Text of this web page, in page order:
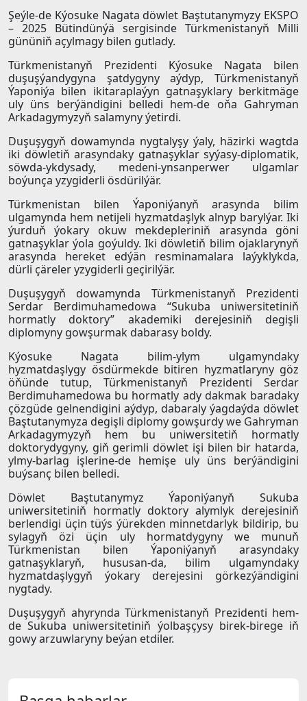
Şeýle-de Kýosuke Nagata döwlet Baştutanymyzy EKSPO
– 2025 Bütindünýä sergisinde Türkmenistanyň Milli
gününiň açylmagy bilen gutlady.
Türkmenistanyň Prezidenti Kýosuke Nagata bilen
duşuşýandygyna şatdygyny aýdyp, Türkmenistanyň
Ýaponiýa bilen ikitaraplaýyn gatnaşyklary berkitmäge
uly üns berýändigini belledi hem-de oňa Gahryman
Arkadagymyzyň salamyny ýetirdi.
Duşuşygyň dowamynda nygtalyşy ýaly, häzirki wagtda
iki döwletiň arasyndaky gatnaşyklar syýasy-diplomatik,
söwda-ykdysady, medeni-ynsanperwer ulgamlar
boýunça yzygiderli ösdürilýär.
Türkmenistan bilen Ýaponiýanyň arasynda bilim
ulgamynda hem netijeli hyzmatdaşlyk alnyp barylýar. Iki
ýurduň ýokary okuw mekdepleriniň arasynda göni
gatnaşyklar ýola goýuldy. Iki döwletiň bilim ojaklarynyň
arasynda hereket edýän resminamalara laýyklykda,
dürli çäreler yzygiderli geçirilýär.
Duşuşygyň dowamynda Türkmenistanyň Prezidenti
Serdar Berdimuhamedowa “Sukuba uniwersitetiniň
hormatly doktory” akademiki derejesiniň degişli
diplomyny gowşurmak dabarasy boldy.
Kýosuke Nagata bilim-ylym ulgamyndaky
hyzmatdaşlygy ösdürmekde bitiren hyzmatlaryny göz
öňünde tutup, Türkmenistanyň Prezidenti Serdar
Berdimuhamedowa bu hormatly ady dakmak baradaky
çözgüde gelnendigini aýdyp, dabaraly ýagdaýda döwlet
Baştutanymyza degişli diplomy gowşurdy we Gahryman
Arkadagymyzyň hem bu uniwersitetiň hormatly
doktorydygyny, giň gerimli döwlet işi bilen bir hatarda,
ylmy-barlag işlerine-de hemişe uly üns berýändigini
buýsanç bilen belledi.
Döwlet Baştutanymyz Ýaponiýanyň Sukuba
uniwersitetiniň hormatly doktory alymlyk derejesiniň
berlendigi üçin tüýs ýürekden minnetdarlyk bildirip, bu
sylagyň özi üçin uly hormatdygyny we munuň
Türkmenistan bilen Ýaponiýanyň arasyndaky
gatnaşyklaryň, hususan-da, bilim ulgamyndaky
hyzmatdaşlygyň ýokary derejesini görkezýändigini
nygtady.
Duşuşygyň ahyrynda Türkmenistanyň Prezidenti hem-
de Sukuba uniwersitetiniň ýolbaşçysy birek-birege iň
gowy arzuwlaryny beýan etdiler.